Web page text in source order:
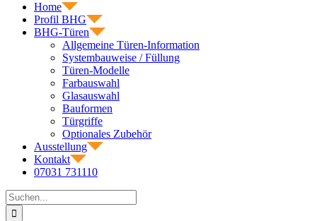
Home
Profil BHG
BHG-Türen
Allgemeine Türen-Information
Systembauweise / Füllung
Türen-Modelle
Farbauswahl
Glasauswahl
Bauformen
Türgriffe
Optionales Zubehör
Ausstellung
Kontakt
07031 731110
Suche
nach: